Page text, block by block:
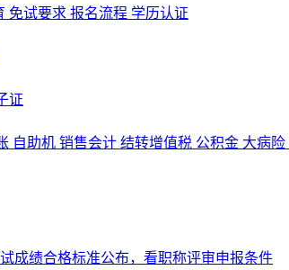
免试要求 报名流程 学历认证
证
自助机 销售会计 结转增值税 公积金 大病险